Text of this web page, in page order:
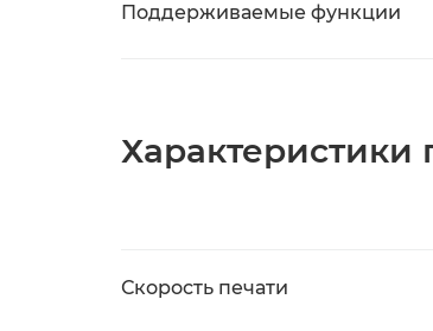
Поддерживаемые функции
Характеристики
Скорость печати